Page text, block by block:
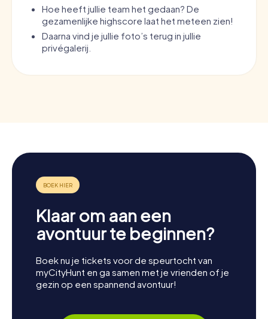
Hoe heeft jullie team het gedaan? De
gezamenlijke highscore laat het meteen zien!
Daarna vind je jullie foto’s terug in jullie
privégalerij.
Klaar om aan een
avontuur te beginnen?
Boek nu je tickets voor de speurtocht van
myCityHunt en ga samen met je vrienden of je
gezin op een spannend avontuur!